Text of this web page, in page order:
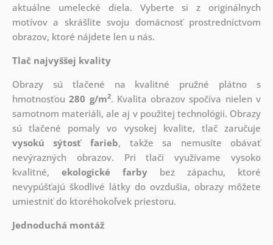
aktuálne umelecké diela. Vyberte si z originálnych
motívov a skrášlite svoju domácnosť prostredníctvom
obrazov, ktoré nájdete len u nás.
Tlač najvyššej kvality
Obrazy sú tlačené na kvalitné pružné plátno s
hmotnosťou280 g/m2. Kvalita obrazov spočíva nielen v
samotnom materiáli, ale aj v použitej technológii. Obrazy
sú tlačené pomaly vo vysokej kvalite, tlač zaručuje
vysokú sýtosť farieb, takže sa nemusíte obávať
nevýrazných obrazov. Pri tlači využívame vysoko
kvalitné, ekologické farby bez zápachu, ktoré
nevypúšťajú škodlivé látky do ovzdušia, obrazy môžete
umiestniť do ktoréhokoľvek priestoru.
Jednoduchá montáž